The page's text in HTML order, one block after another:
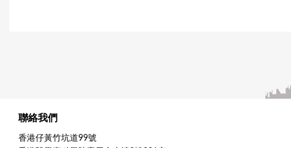
聯絡我們
香港仔黃竹坑道99號